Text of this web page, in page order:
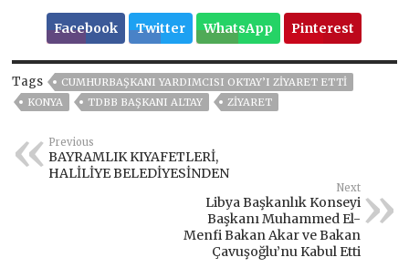
Facebook Twitter WhatsApp Pinterest
Tags
CUMHURBAŞKANI YARDIMCISI OKTAY’I ZIYARET ETTI
KONYA
TDBB BAŞKANI ALTAY ZIYARET
Previous
BAYRAMLIK KIYAFETLERİ,
HALİLİYE BELEDİYESİNDEN
Next
Libya Başkanlık Konseyi
Başkanı Muhammed El-
Menfi Bakan Akar ve Bakan
Çavuşoğlu’nu Kabul Etti